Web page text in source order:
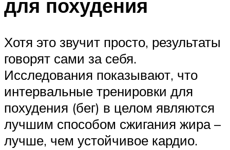
для похудения
Хотя это звучит просто, результаты
говорят сами за себя.
Исследования показывают, что
интервальные тренировки для
похудения (бег) в целом являются
лучшим способом сжигания жира –
лучше, чем устойчивое кардио.